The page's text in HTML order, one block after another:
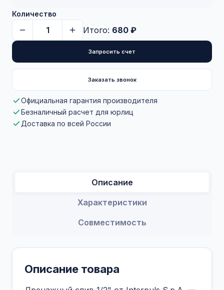
Количество
Итого: 680 ₽
Запросить счет
Заказать звонок
Официальная гарантия производителя
Безналичный расчет для юрлиц
Доставка по всей России
Описание
Характеристики
Совместимость
Описание товара